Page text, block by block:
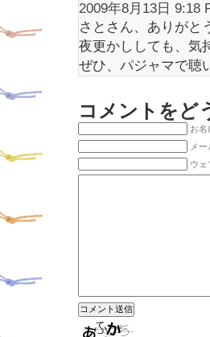
2009年8月13日 9:18
さとさん、ありがと
夜更かししても、気
ぜひ、パジャマで聴
コメントをど
お名
メ
ウェ